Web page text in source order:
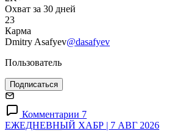
Охват за 30 дней
23
Карма
Dmitry Asafyev@dasafyev
Пользователь
Подписаться
Комментарии 7
ЕЖЕДНЕВНЫЙ ХАБР | 7 АВГ 2026